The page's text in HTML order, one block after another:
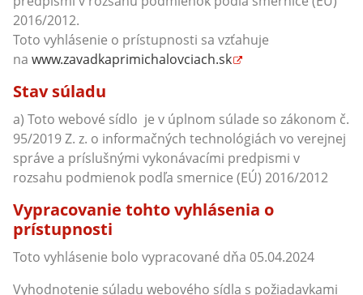
2016/2012.
Toto vyhlásenie o prístupnosti sa vzťahuje
na www.zavadkaprimichalovciach.sk
Stav súladu
a) Toto webové sídlo je v úplnom súlade so zákonom č.
95/2019 Z. z. o informačných technológiách vo verejnej
správe a príslušnými vykonávacími predpismi v
rozsahu podmienok podľa smernice (EÚ) 2016/2012
Vypracovanie tohto vyhlásenia o
prístupnosti
Toto vyhlásenie bolo vypracované dňa 05.04.2024
Vyhodnotenie súladu webového sídla s požiadavkami